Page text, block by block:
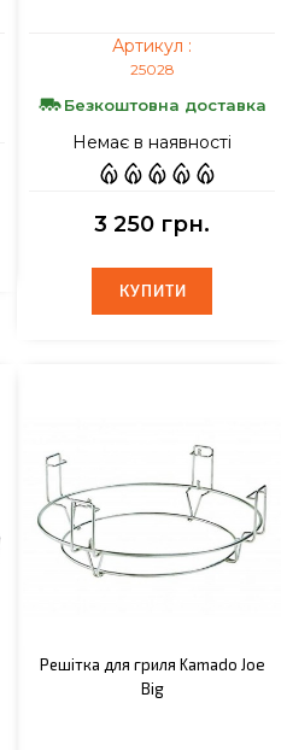
Артикул :
25028
Безкоштовна доставка
Немає в наявності
3 250 грн.
КУПИТИ
КУПИТИ
Решітка для гриля Kamado Joe
Big